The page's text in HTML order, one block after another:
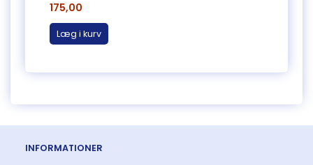
175,00
Læg i kurv
INFORMATIONER